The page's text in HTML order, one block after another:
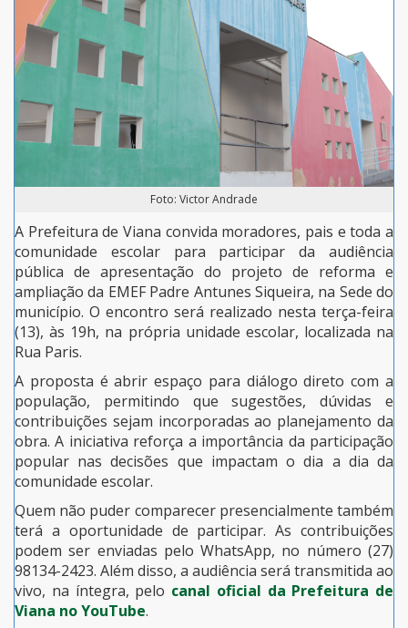
Foto: Victor Andrade
A Prefeitura de Viana convida moradores, pais e toda a
comunidade escolar para participar da audiência
pública de apresentação do projeto de reforma e
ampliação da EMEF Padre Antunes Siqueira, na Sede do
município. O encontro será realizado nesta terça-feira
(13), às 19h, na própria unidade escolar, localizada na
Rua Paris.
A proposta é abrir espaço para diálogo direto com a
população, permitindo que sugestões, dúvidas e
contribuições sejam incorporadas ao planejamento da
obra. A iniciativa reforça a importância da participação
popular nas decisões que impactam o dia a dia da
comunidade escolar.
Quem não puder comparecer presencialmente também
terá a oportunidade de participar. As contribuições
podem ser enviadas pelo WhatsApp, no número (27)
98134-2423. Além disso, a audiência será transmitida ao
vivo, na íntegra, pelo canal oficial da Prefeitura de
Viana no YouTube.